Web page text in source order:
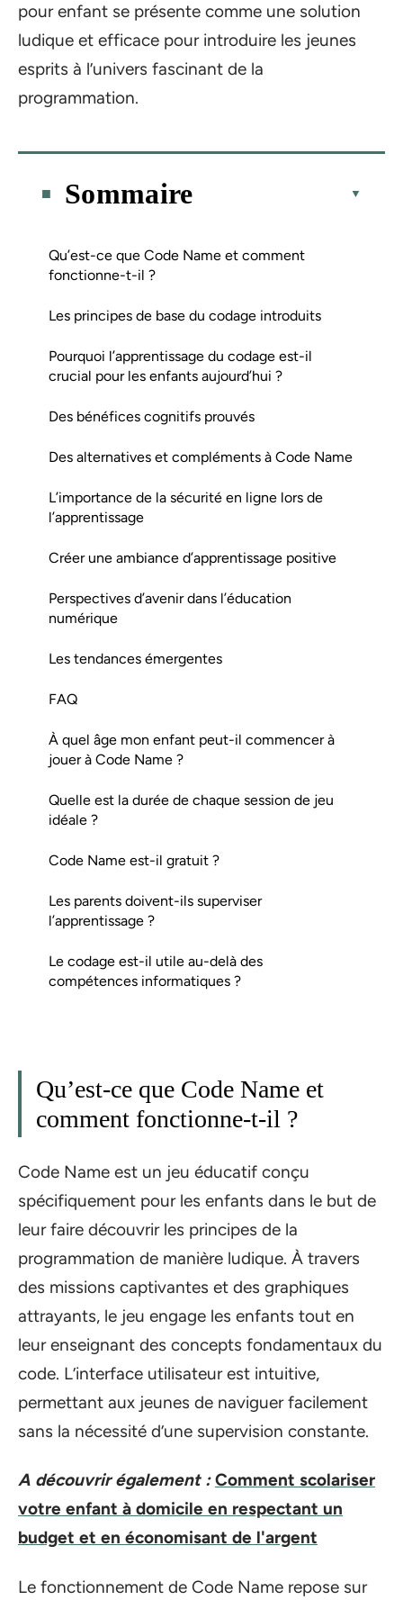
pour enfant se présente comme une solution
ludique et efficace pour introduire les jeunes
esprits à l’univers fascinant de la
programmation.
Sommaire
Qu’est-ce que Code Name et comment
fonctionne-t-il ?
Les principes de base du codage introduits
Pourquoi l’apprentissage du codage est-il
crucial pour les enfants aujourd’hui ?
Des bénéfices cognitifs prouvés
Des alternatives et compléments à Code Name
L’importance de la sécurité en ligne lors de
l’apprentissage
Créer une ambiance d’apprentissage positive
Perspectives d’avenir dans l’éducation
numérique
Les tendances émergentes
FAQ
À quel âge mon enfant peut-il commencer à
jouer à Code Name ?
Quelle est la durée de chaque session de jeu
idéale ?
Code Name est-il gratuit ?
Les parents doivent-ils superviser
l’apprentissage ?
Le codage est-il utile au-delà des
compétences informatiques ?
Qu’est-ce que Code Name et
comment fonctionne-t-il ?
Code Name est un jeu éducatif conçu
spécifiquement pour les enfants dans le but de
leur faire découvrir les principes de la
programmation de manière ludique. À travers
des missions captivantes et des graphiques
attrayants, le jeu engage les enfants tout en
leur enseignant des concepts fondamentaux du
code. L’interface utilisateur est intuitive,
permettant aux jeunes de naviguer facilement
sans la nécessité d’une supervision constante.
A découvrir également : Comment scolariser
votre enfant à domicile en respectant un
budget et en économisant de l'argent
Le fonctionnement de Code Name repose sur